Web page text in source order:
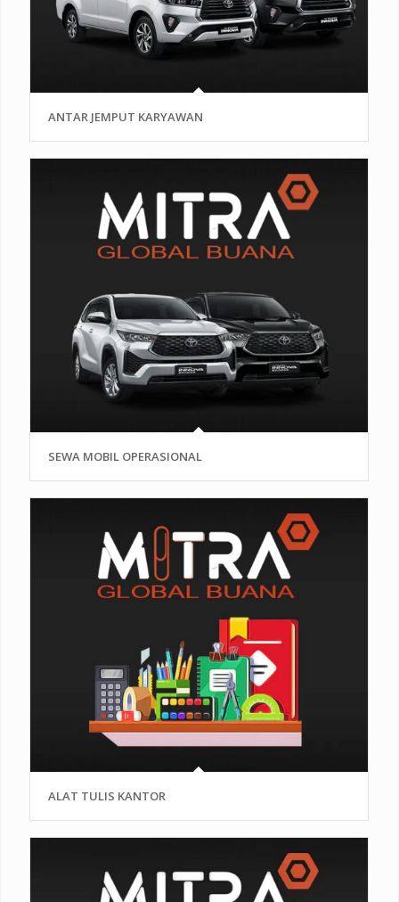
ANTAR JEMPUT KARYAWAN
SEWA MOBIL OPERASIONAL
ALAT TULIS KANTOR